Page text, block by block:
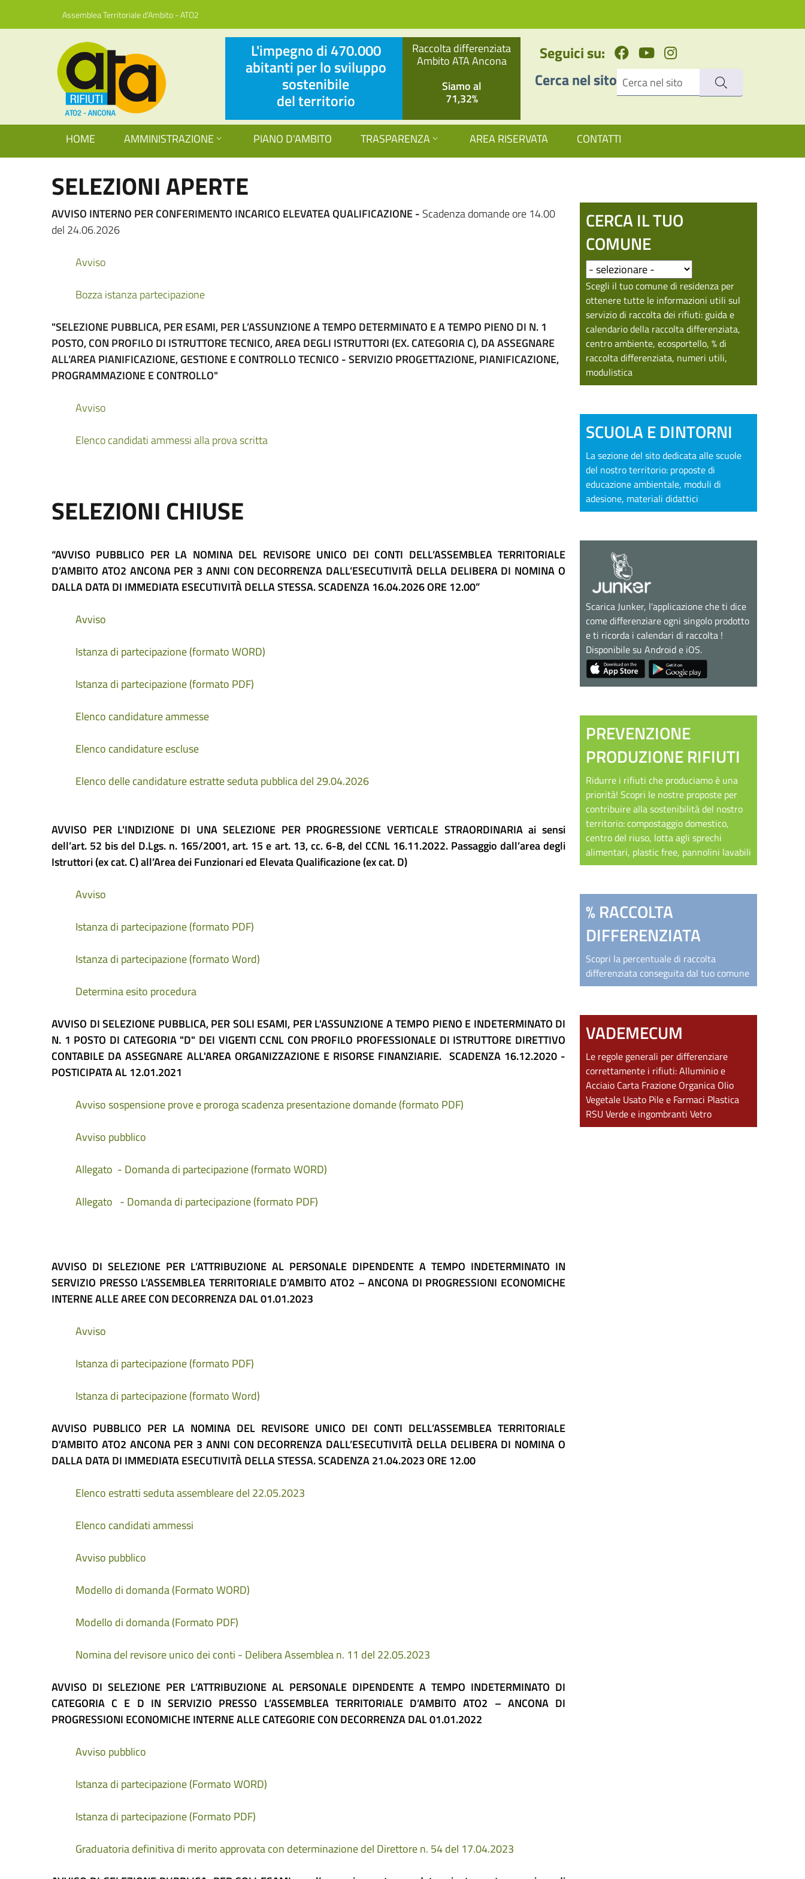
Assemblea Territoriale d'Ambito - ATO2
L'impegno di 470.000
abitanti per lo sviluppo
sostenibile
del territorio
Raccolta differenziata
Ambito ATA Ancona
Siamo al
71,32%
Seguici su:
Cerca nel sito
HOME AMMINISTRAZIONE PIANO D'AMBITO TRASPARENZA AREA RISERVATA CONTATTI
SELEZIONI APERTE
AVVISO INTERNO PER CONFERIMENTO INCARICO ELEVATEA QUALIFICAZIONE - Scadenza domande ore 14.00
del 24.06.2026
Avviso
Bozza istanza partecipazione
"SELEZIONE PUBBLICA, PER ESAMI, PER L’ASSUNZIONE A TEMPO DETERMINATO E A TEMPO PIENO DI N. 1
POSTO, CON PROFILO DI ISTRUTTORE TECNICO, AREA DEGLI ISTRUTTORI (EX. CATEGORIA C), DA ASSEGNARE
ALL’AREA PIANIFICAZIONE, GESTIONE E CONTROLLO TECNICO - SERVIZIO PROGETTAZIONE, PIANIFICAZIONE,
PROGRAMMAZIONE E CONTROLLO"
Avviso
Elenco candidati ammessi alla prova scritta
SELEZIONI CHIUSE
“AVVISO PUBBLICO PER LA NOMINA DEL REVISORE UNICO DEI CONTI DELL’ASSEMBLEA TERRITORIALE
D’AMBITO ATO2 ANCONA PER 3 ANNI CON DECORRENZA DALL’ESECUTIVITÀ DELLA DELIBERA DI NOMINA O
DALLA DATA DI IMMEDIATA ESECUTIVITÀ DELLA STESSA. SCADENZA 16.04.2026 ORE 12.00”
Avviso
Istanza di partecipazione (formato WORD)
Istanza di partecipazione (formato PDF)
Elenco candidature ammesse
Elenco candidature escluse
Elenco delle candidature estratte seduta pubblica del 29.04.2026
AVVISO PER L'INDIZIONE DI UNA SELEZIONE PER PROGRESSIONE VERTICALE STRAORDINARIA ai sensi
dell’art. 52 bis del D.Lgs. n. 165/2001, art. 15 e art. 13, cc. 6-8, del CCNL 16.11.2022. Passaggio dall’area degli
Istruttori (ex cat. C) all’Area dei Funzionari ed Elevata Qualificazione (ex cat. D)
Avviso
Istanza di partecipazione (formato PDF)
Istanza di partecipazione (formato Word)
Determina esito procedura
AVVISO DI SELEZIONE PUBBLICA, PER SOLI ESAMI, PER L'ASSUNZIONE A TEMPO PIENO E INDETERMINATO DI
N. 1 POSTO DI CATEGORIA "D" DEI VIGENTI CCNL CON PROFILO PROFESSIONALE DI ISTRUTTORE DIRETTIVO
CONTABILE DA ASSEGNARE ALL'AREA ORGANIZZAZIONE E RISORSE FINANZIARIE. SCADENZA 16.12.2020 -
POSTICIPATA AL 12.01.2021
Avviso sospensione prove e proroga scadenza presentazione domande (formato PDF)
Avviso pubblico
Allegato - Domanda di partecipazione (formato WORD)
Allegato - Domanda di partecipazione (formato PDF)
AVVISO DI SELEZIONE PER L’ATTRIBUZIONE AL PERSONALE DIPENDENTE A TEMPO INDETERMINATO IN
SERVIZIO PRESSO L’ASSEMBLEA TERRITORIALE D’AMBITO ATO2 – ANCONA DI PROGRESSIONI ECONOMICHE
INTERNE ALLE AREE CON DECORRENZA DAL 01.01.2023
Avviso
Istanza di partecipazione (formato PDF)
Istanza di partecipazione (formato Word)
AVVISO PUBBLICO PER LA NOMINA DEL REVISORE UNICO DEI CONTI DELL’ASSEMBLEA TERRITORIALE
D’AMBITO ATO2 ANCONA PER 3 ANNI CON DECORRENZA DALL’ESECUTIVITÀ DELLA DELIBERA DI NOMINA O
DALLA DATA DI IMMEDIATA ESECUTIVITÀ DELLA STESSA. SCADENZA 21.04.2023 ORE 12.00
Elenco estratti seduta assembleare del 22.05.2023
Elenco candidati ammessi
Avviso pubblico
Modello di domanda (Formato WORD)
Modello di domanda (Formato PDF)
Nomina del revisore unico dei conti - Delibera Assemblea n. 11 del 22.05.2023
AVVISO DI SELEZIONE PER L’ATTRIBUZIONE AL PERSONALE DIPENDENTE A TEMPO INDETERMINATO DI
CATEGORIA C E D IN SERVIZIO PRESSO L’ASSEMBLEA TERRITORIALE D’AMBITO ATO2 – ANCONA DI
PROGRESSIONI ECONOMICHE INTERNE ALLE CATEGORIE CON DECORRENZA DAL 01.01.2022
Avviso pubblico
Istanza di partecipazione (Formato WORD)
Istanza di partecipazione (Formato PDF)
Graduatoria definitiva di merito approvata con determinazione del Direttore n. 54 del 17.04.2023
CERCA IL TUO
COMUNE
Scegli il tuo comune di residenza per
ottenere tutte le informazioni utili sul
servizio di raccolta dei rifiuti: guida e
calendario della raccolta differenziata,
centro ambiente, ecosportello, % di
raccolta differenziata, numeri utili,
modulistica
SCUOLA E DINTORNI
La sezione del sito dedicata alle scuole
del nostro territorio: proposte di
educazione ambientale, moduli di
adesione, materiali didattici
Scarica Junker, l'applicazione che ti dice
come differenziare ogni singolo prodotto
e ti ricorda i calendari di raccolta !
Disponibile su Android e iOS.
PREVENZIONE
PRODUZIONE RIFIUTI
Ridurre i rifiuti che produciamo è una
priorità! Scopri le nostre proposte per
contribuire alla sostenibilità del nostro
territorio: compostaggio domestico,
centro del riuso, lotta agli sprechi
alimentari, plastic free, pannolini lavabili
% RACCOLTA
DIFFERENZIATA
Scopri la percentuale di raccolta
differenziata conseguita dal tuo comune
VADEMECUM
Le regole generali per differenziare
correttamente i rifiuti:Alluminio e
Acciaio Carta Frazione Organica Olio
Vegetale Usato Pile e Farmaci Plastica
RSU Verde e ingombranti Vetro